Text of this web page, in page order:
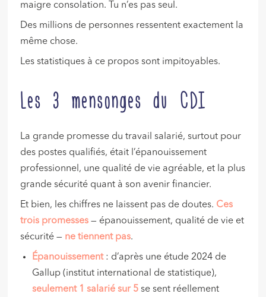
maigre consolation. Tu n’es pas seul.
Des millions de personnes ressentent exactement la
même chose.
Les statistiques à ce propos sont impitoyables.
Les 3 mensonges du CDI
La grande promesse du travail salarié, surtout pour
des postes qualifiés, était l’épanouissement
professionnel, une qualité de vie agréable, et la plus
grande sécurité quant à son avenir financier.
Et bien, les chiffres ne laissent pas de doutes. Ces
trois promesses — épanouissement, qualité de vie et
sécurité — ne tiennent pas.
Épanouissement: d’après une étude 2024 de
Gallup (institut international de statistique),
seulement 1 salarié sur 5se sent réellement